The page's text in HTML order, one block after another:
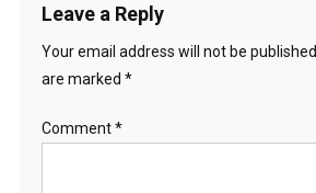
Leave a Reply
Your email address will not be published.
are marked *
Comment*